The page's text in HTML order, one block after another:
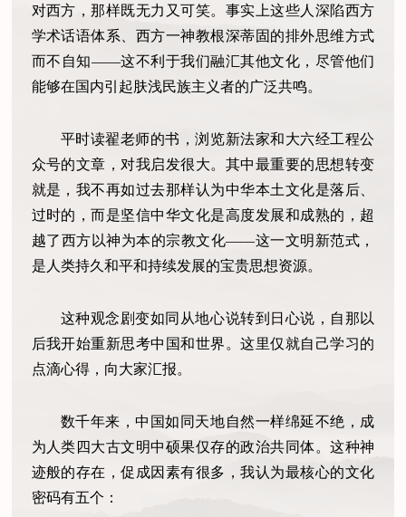
对西方，那样既无力又可笑。事实上这些人深陷西方
学术话语体系、西方一神教根深蒂固的排外思维方式
而不自知——这不利于我们融汇其他文化，尽管他们
能够在国内引起肤浅民族主义者的广泛共鸣。
平时读翟老师的书，浏览新法家和大六经工程公
众号的文章，对我启发很大。其中最重要的思想转变
就是，我不再如过去那样认为中华本土文化是落后、
过时的，而是坚信中华文化是高度发展和成熟的，超
越了西方以神为本的宗教文化——这一文明新范式，
是人类持久和平和持续发展的宝贵思想资源。
这种观念剧变如同从地心说转到日心说，自那以
后我开始重新思考中国和世界。这里仅就自己学习的
点滴心得，向大家汇报。
数千年来，中国如同天地自然一样绵延不绝，成
为人类四大古文明中硕果仅存的政治共同体。这种神
迹般的存在，促成因素有很多，我认为最核心的文化
密码有五个：